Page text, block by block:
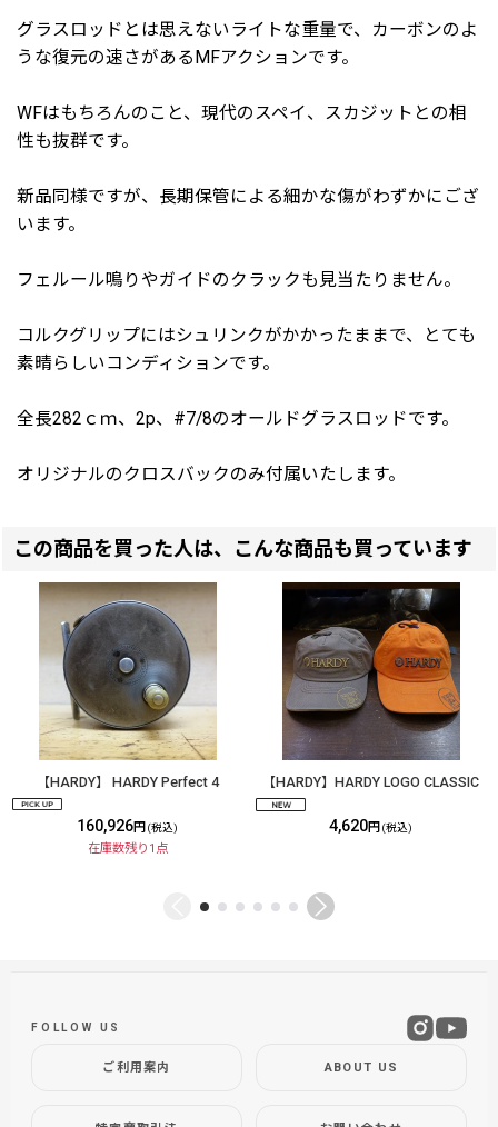
グラスロッドとは思えないライトな重量で、カーボンのよ
うな復元の速さがあるMFアクションです。
WFはもちろんのこと、現代のスペイ、スカジットとの相
性も抜群です。
新品同様ですが、長期保管による細かな傷がわずかにござ
います。
フェルール鳴りやガイドのクラックも見当たりません。
コルクグリップにはシュリンクがかかったままで、とても
素晴らしいコンディションです。
全長282ｃｍ、2p、#7/8のオールドグラスロッドです。
オリジナルのクロスバックのみ付属いたします。
この商品を買った人は、こんな商品も買っています
【HARDY】 HARDY Perfect 4
160,926円 (税込)
在庫数残り1点
【HARDY】HARDY LOGO CLASSIC
4,620円 (税込)
ご利用案内 ABOUT US
FOLLOW US